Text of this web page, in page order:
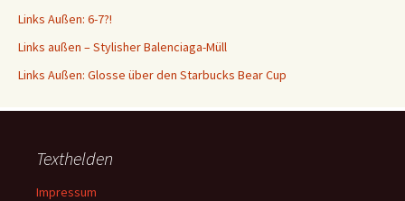
Links Außen: 6-7?!
Links außen – Stylisher Balenciaga-Müll
Links Außen: Glosse über den Starbucks Bear Cup
Texthelden
Impressum